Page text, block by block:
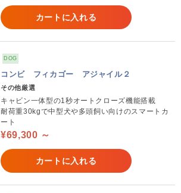
カートに入れる
DOG
コンビ フィカゴー アジャイル２
その他厳選
キャビン一体型の1秒オートクローズ機能搭載
耐荷重30kgで中型犬や多頭飼い向けのスマートカ
ート
¥69,300 ～
カートに入れる